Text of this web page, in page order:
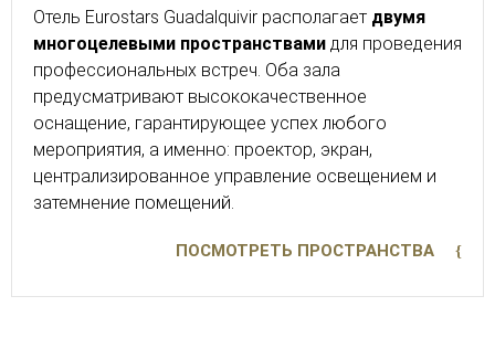
Отель Eurostars Guadalquivir располагает двумя
многоцелевыми пространствами для проведения
профессиональных встреч. Оба зала
предусматривают высококачественное
оснащение, гарантирующее успех любого
мероприятия, а именно: проектор, экран,
централизированное управление освещением и
затемнение помещений.
ПОСМОТРЕТЬ ПРОСТРАНСТВА